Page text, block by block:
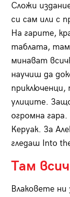
Сложи
си сам или с
На гарите,
таблата,
минават
научиш да
приключенци,
улиците.
огромна
Керуак. За
гледаш Into
Там
Влаковете ни